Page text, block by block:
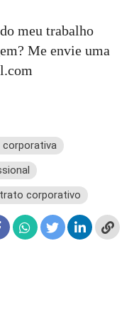
meu trabalho
Me envie uma
corporativo